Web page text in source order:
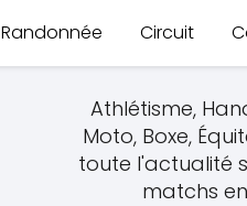
Randonnée Circuit
Athlétisme,
Moto, Boxe,
toute l'actualité
matchs